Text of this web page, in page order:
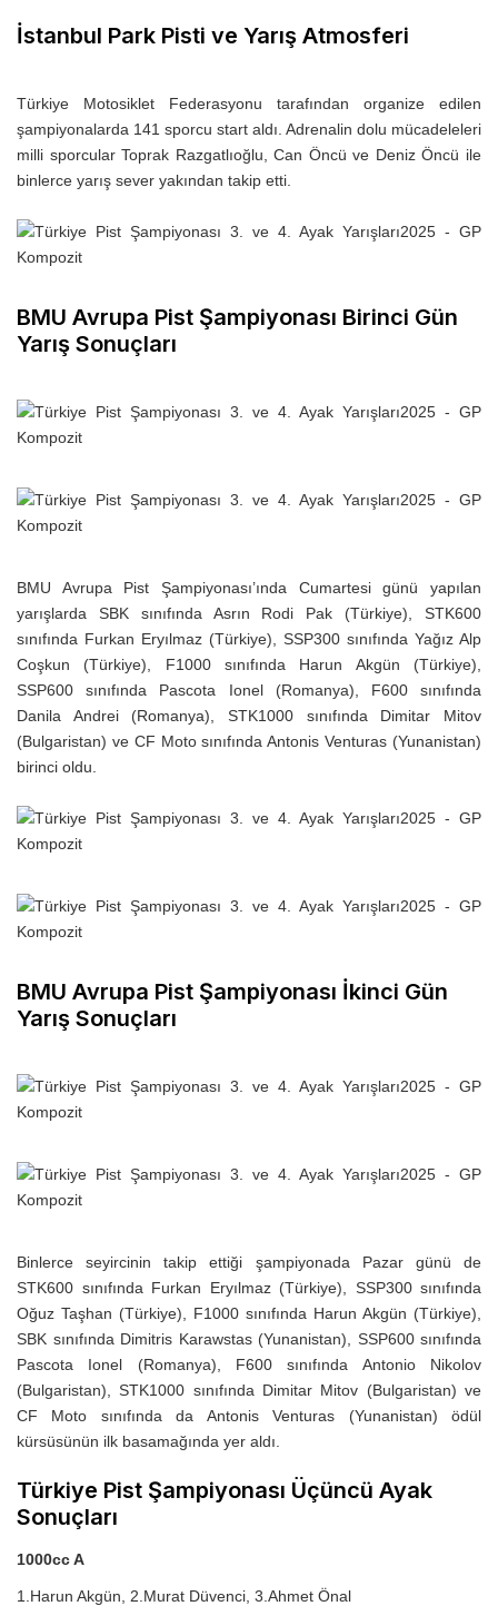
İstanbul Park Pisti ve Yarış Atmosferi
Türkiye Motosiklet Federasyonu tarafından organize edilen
şampiyonalarda 141 sporcu start aldı. Adrenalin dolu mücadeleleri
milli sporcular Toprak Razgatlıoğlu, Can Öncü ve Deniz Öncü ile
binlerce yarış sever yakından takip etti.
BMU Avrupa Pist Şampiyonası Birinci Gün
Yarış Sonuçları
BMU Avrupa Pist Şampiyonası’ında Cumartesi günü yapılan
yarışlarda SBK sınıfında Asrın Rodi Pak (Türkiye), STK600
sınıfında Furkan Eryılmaz (Türkiye), SSP300 sınıfında Yağız Alp
Coşkun (Türkiye), F1000 sınıfında Harun Akgün (Türkiye),
SSP600 sınıfında Pascota Ionel (Romanya), F600 sınıfında
Danila Andrei (Romanya), STK1000 sınıfında Dimitar Mitov
(Bulgaristan) ve CF Moto sınıfında Antonis Venturas (Yunanistan)
birinci oldu.
BMU Avrupa Pist Şampiyonası İkinci Gün
Yarış Sonuçları
Binlerce seyircinin takip ettiği şampiyonada Pazar günü de
STK600 sınıfında Furkan Eryılmaz (Türkiye), SSP300 sınıfında
Oğuz Taşhan (Türkiye), F1000 sınıfında Harun Akgün (Türkiye),
SBK sınıfında Dimitris Karawstas (Yunanistan), SSP600 sınıfında
Pascota Ionel (Romanya), F600 sınıfında Antonio Nikolov
(Bulgaristan), STK1000 sınıfında Dimitar Mitov (Bulgaristan) ve
CF Moto sınıfında da Antonis Venturas (Yunanistan) ödül
kürsüsünün ilk basamağında yer aldı.
Türkiye Pist Şampiyonası Üçüncü Ayak
Sonuçları
1000cc A
1.Harun Akgün, 2.Murat Düvenci, 3.Ahmet Önal